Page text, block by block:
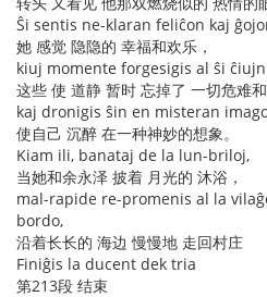
Ŝi sentis ne-klaran feliĉon kaj
她 感觉 隐隐的 幸福和欢乐，
kiuj momente forgesigis al ŝi
这些 使 道静 暂时 忘掉了 一切危难
kaj dronigis ŝin en misteran
使自己 沉醉 在一种神妙的想象。
Kiam ili, banataj de la lun-briloj,
当她和余永泽 披着 月光的 沐浴，
mal-rapide re-promenis al la
bordo,
沿着长长的 海边 慢慢地 走回村庄
Finiĝis la ducent dek tria
第213段 结束